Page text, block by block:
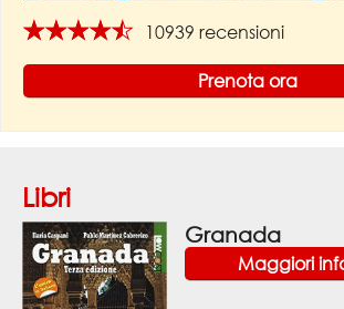
★★★★★ 10939 recensioni
Prenota ora
Libri
Granada
Maggiori